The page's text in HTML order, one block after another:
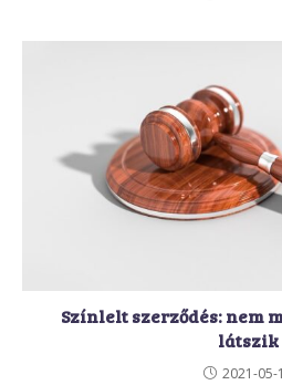
Színlelt szerződés: nem
látszik
2021-05-